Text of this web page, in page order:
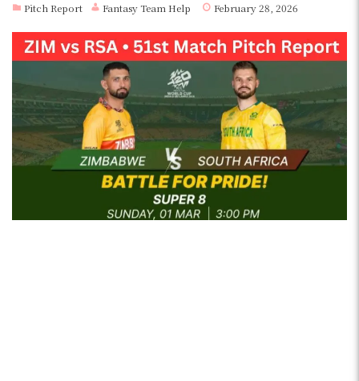
Pitch Report Fantasy Team Help February 28, 2026